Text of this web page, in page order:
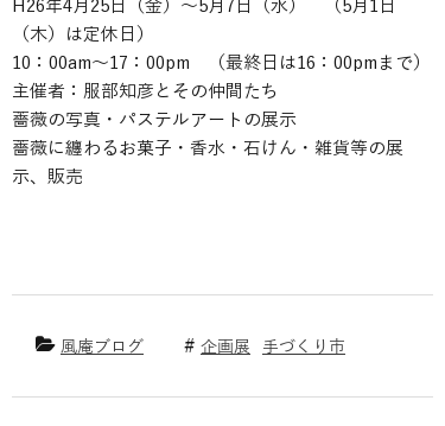
H26年4月25日（金）～5月7日（水） （5月1日
（木）は定休日）
10：00am～17：00pm （最終日は16：00pmまで）
主催者：服部知彦とその仲間たち
薔薇の写真・パステルアートの展示
薔薇に纏わるお菓子・香水・石けん・雑貨等の展
示、販売
風庵ブログ 企画展 手づくり市